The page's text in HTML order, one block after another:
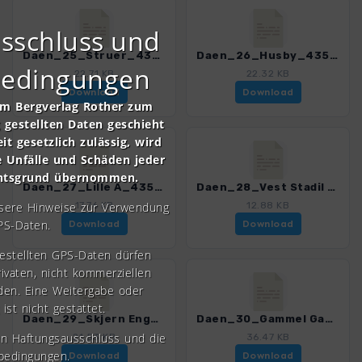
Daen_25_Struer_4352_3.gpx
22.71 KB
Download
Daen_26_Husby_4352_3.gpx
22.32 KB
Download
Daen_27_Lille A_4352_3.gpx
17.76 KB
Download
Daen_28_Vest Stadil Fjord_4352_3.gpx
12.88 KB
Download
Daen_29_Skjern Enge_4352_3.gpx
21.53 KB
Download
Daen_30_Gammel Gab_4352_3.gpx
36.47 KB
Download
und
Bergverlag Rother zum
Daten geschieht
gesetzlich zulässig, wird
und Schäden jeder
übernommen.
Hinweise zur Verwendung
Daten.
GPS-Daten dürfen
nicht kommerziellen
Eine Weitergabe oder
ist nicht gestattet.
Haftungsausschluss und die